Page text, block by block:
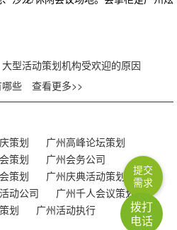
大型活动策划机构受欢迎的原因
些
查看更多>>
策划
广州高峰论坛策划
策划
广州会务公司
策划
广州庆典活动策划
动公司
广州千人会议策划
划
广州活动执行
提交
需求
拨打
电话